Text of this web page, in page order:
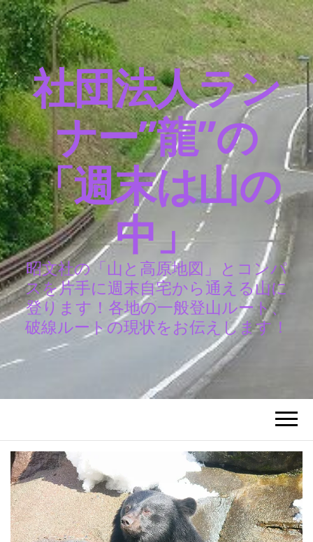
社団法人ラン
ナー”龍”の
「週末は山の
中」
昭文社の「山と高原地図」とコンパ
スを片手に週末自宅から通える山に
登ります！各地の一般登山ルート、
破線ルートの現状をお伝えします！